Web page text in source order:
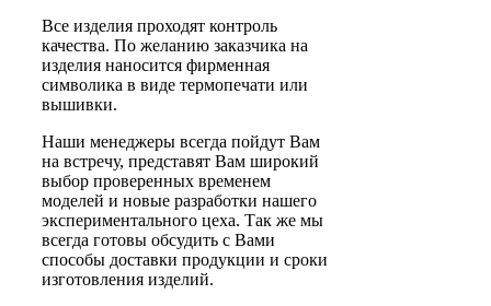
Все изделия проходят контроль
качества. По желанию заказчика на
изделия наносится фирменная
символика в виде термопечати или
вышивки.
Наши менеджеры всегда пойдут Вам
на встречу, представят Вам широкий
выбор проверенных временем
моделей и новые разработки нашего
экспериментального цеха. Так же мы
всегда готовы обсудить с Вами
способы доставки продукции и сроки
изготовления изделий.